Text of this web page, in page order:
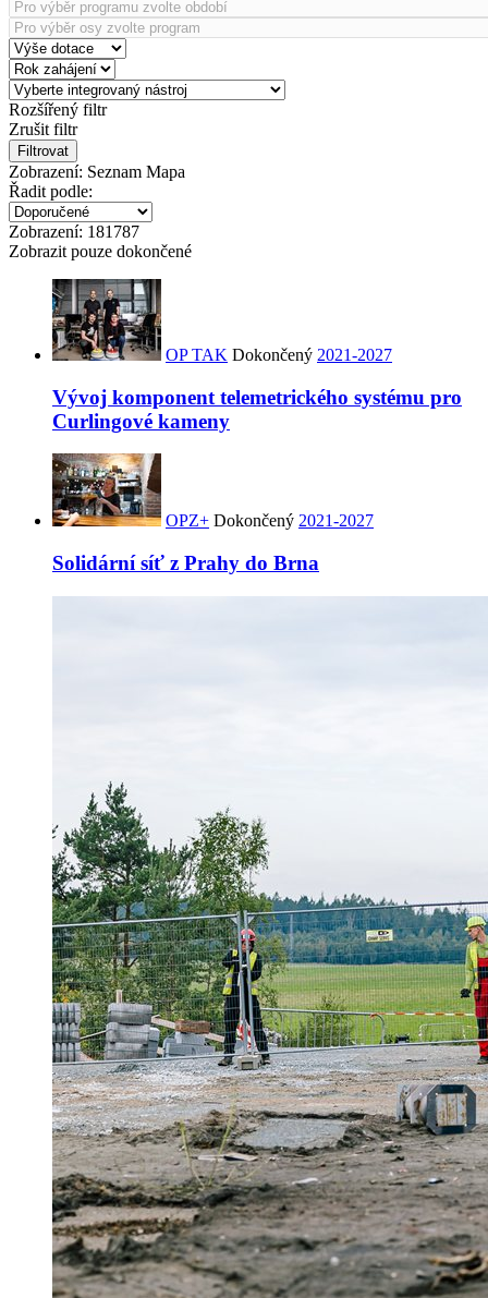
Rozšířený filtr
Zrušit filtr
Filtrovat
Zobrazení: Seznam Mapa
Řadit podle:
Zobrazení: 181787
Zobrazit pouze dokončené
OP TAK Dokončený 2021-2027
Vývoj komponent telemetrického systému pro
Curlingové kameny
OPZ+ Dokončený 2021-2027
Solidární síť z Prahy do Brna